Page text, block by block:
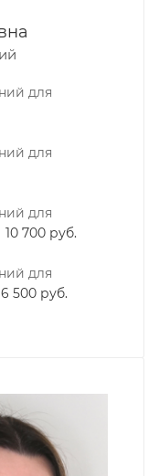
для
для
для
10 700 руб.
для
500 руб.